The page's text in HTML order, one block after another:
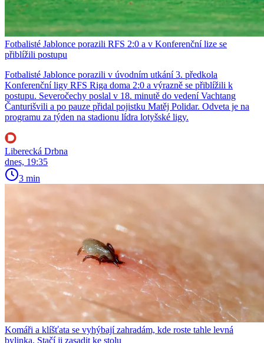
Fotbalisté Jablonce porazili RFS 2:0 a v Konferenční lize se
přiblížili postupu
Fotbalisté Jablonce porazili v úvodním utkání 3. předkola
Konferenční ligy RFS Riga doma 2:0 a výrazně se přiblížili k
postupu. Severočechy poslal v 18. minutě do vedení Vachtang
Čanturišvili a po pauze přidal pojistku Matěj Polidar. Odveta je na
programu za týden na stadionu lídra lotyšské ligy.
Liberecká Drbna
dnes, 19:35
3 min
Komáři a klíšťata se vyhýbají zahradám, kde roste tahle levná
bylinka. Stačí ji zasadit ke stolu